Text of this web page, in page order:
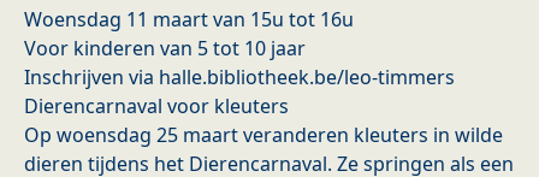
Woensdag 11 maart van 15u tot 16u
Voor kinderen van 5 tot 10 jaar
Inschrijven via halle.bibliotheek.be/leo-timmers
Dierencarnaval voor kleuters
Op woensdag 25 maart veranderen kleuters in wilde
dieren tijdens het Dierencarnaval. Ze springen als een